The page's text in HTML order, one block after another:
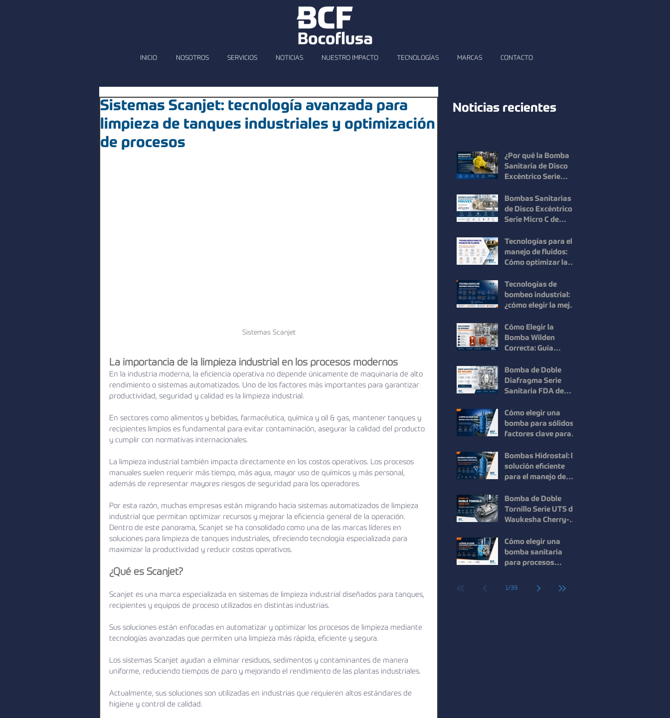
INICIO NOSOTROS SERVICIOS NOTICIAS NUESTRO IMPACTO TECNOLOGÍAS MARCAS CONTACTO
Sistemas Scanjet: tecnología avanzada para
limpieza de tanques industriales y optimización
de procesos
Sistemas Scanjet
La importancia de la limpieza industrial en los procesos modernos
En la industria moderna, la eficiencia operativa no depende únicamente de maquinaria de alto
rendimiento o sistemas automatizados. Uno de los factores más importantes para garantizar
productividad, seguridad y calidad es la limpieza industrial.
En sectores como alimentos y bebidas, farmacéutica, química y oil & gas, mantener tanques y
recipientes limpios es fundamental para evitar contaminación, asegurar la calidad del producto
y cumplir con normativas internacionales.
La limpieza industrial también impacta directamente en los costos operativos. Los procesos
manuales suelen requerir más tiempo, más agua, mayor uso de químicos y más personal,
además de representar mayores riesgos de seguridad para los operadores.
Por esta razón, muchas empresas están migrando hacia sistemas automatizados de limpieza
industrial que permitan optimizar recursos y mejorar la eficiencia general de la operación.
Dentro de este panorama, Scanjet se ha consolidado como una de las marcas líderes en
soluciones para limpieza de tanques industriales, ofreciendo tecnología especializada para
maximizar la productividad y reducir costos operativos.
¿Qué es Scanjet?
Scanjet es una marca especializada en sistemas de limpieza industrial diseñados para tanques,
recipientes y equipos de proceso utilizados en distintas industrias.
Sus soluciones están enfocadas en automatizar y optimizar los procesos de limpieza mediante
tecnologías avanzadas que permiten una limpieza más rápida, eficiente y segura.
Los sistemas Scanjet ayudan a eliminar residuos, sedimentos y contaminantes de manera
uniforme, reduciendo tiempos de paro y mejorando el rendimiento de las plantas industriales.
Actualmente, sus soluciones son utilizadas en industrias que requieren altos estándares de
higiene y control de calidad.
Noticias recientes
¿Por qué la Bomba
Sanitaria de Disco
Excéntrico Serie
ofrece un desempeño
superior?
Bombas Sanitarias
de Disco Excéntrico
Serie Micro C de
Higiene y Máxima
Recuperación del
Producto
Tecnologías para el
manejo de fluidos:
Cómo optimizar la
procesos
industriales
Tecnologías de
bombeo industrial:
¿cómo elegir la mejor
proceso?
Cómo Elegir la
Bomba Wilden
Correcta: Guía
Selección Inteligente
Bomba de Doble
Diafragma Serie
Sanitaria FDA de
Higiene y
Confiabilidad para
Procesos
Cómo elegir una
bomba para sólidos:
factores clave para
en procesos
industriales
Bombas Hidrostal: la
solución eficiente
para el manejo de
residuales
Bomba de Doble
Tornillo Serie UTS de
Waukesha Cherry-
Eficiencia para el
Manejo de Fluidos de
Alta Viscosidad
Cómo elegir una
bomba sanitaria
para procesos
para mejorar la
1/39